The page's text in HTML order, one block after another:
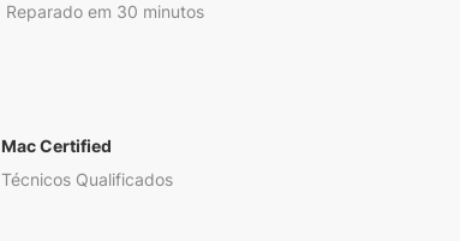
Reparado em 30 minutos
Mac Certified
Técnicos Qualificados